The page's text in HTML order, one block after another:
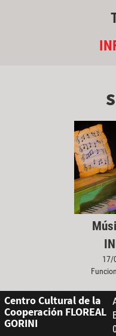
17/
Centro Cultural de la
Cooperación FLOREAL
GORINI